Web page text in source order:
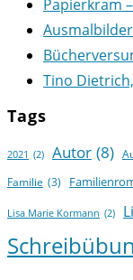
Papierkram
Tino
Tags
2021 (2) Autor (8)
Familie (3)
Lisa Marie Kormann (2)